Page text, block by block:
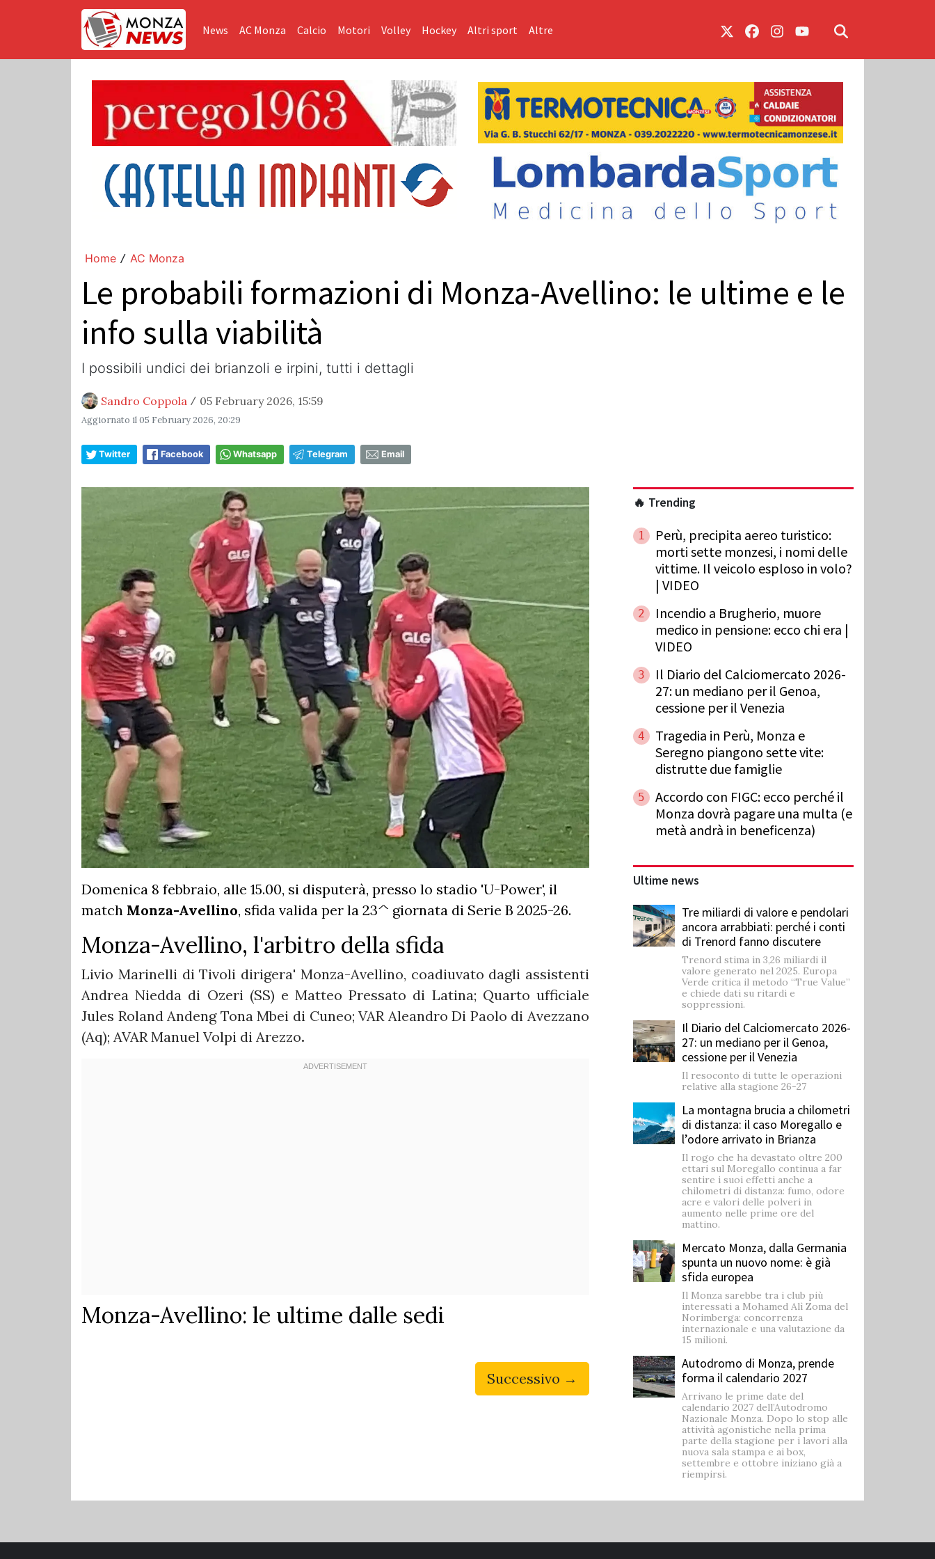
News AC Monza Calcio Motori Volley Hockey Altri sport Altre
Home / AC Monza
Le probabili formazioni di Monza-Avellino: le ultime e le
info sulla viabilità
I possibili undici dei brianzoli e irpini, tutti i dettagli
Sandro Coppola / 05 February 2026, 15:59
Aggiornato il05 February 2026, 20:29
Twitter Facebook Whatsapp Telegram Email
Domenica 8 febbraio, alle 15.00, si disputerà, presso lo stadio 'U-Power', il
match Monza-Avellino, sfida valida per la 23^ giornata di Serie B 2025-26.
Monza-Avellino, l'arbitro della sfida
Livio Marinelli di Tivoli dirigera' Monza-Avellino, coadiuvato dagli assistenti
Andrea Niedda di Ozeri (SS) e Matteo Pressato di Latina; Quarto ufficiale
Jules Roland Andeng Tona Mbei di Cuneo; VAR Aleandro Di Paolo di Avezzano
(Aq); AVAR Manuel Volpi di Arezzo.
Monza-Avellino: le ultime dalle sedi
Successivo →
🔥 Trending
1
Perù, precipita aereo turistico:
morti sette monzesi, i nomi delle
vittime. Il veicolo esploso in volo?
| VIDEO
2
Incendio a Brugherio, muore
medico in pensione: ecco chi era |
VIDEO
3
Il Diario del Calciomercato 2026-
27: un mediano per il Genoa,
cessione per il Venezia
4
Tragedia in Perù, Monza e
Seregno piangono sette vite:
distrutte due famiglie
5
Accordo con FIGC: ecco perché il
Monza dovrà pagare una multa (e
metà andrà in beneficenza)
Ultime news
Tre miliardi di valore e pendolari
ancora arrabbiati: perché i conti
di Trenord fanno discutere
Trenord stima in 3,26 miliardi il
valore generato nel 2025. Europa
Verde critica il metodo “True Value”
e chiede dati su ritardi e
soppressioni.
Il Diario del Calciomercato 2026-
27: un mediano per il Genoa,
cessione per il Venezia
Il resoconto di tutte le operazioni
relative alla stagione 26-27
La montagna brucia a chilometri
di distanza: il caso Moregallo e
l’odore arrivato in Brianza
Il rogo che ha devastato oltre 200
ettari sul Moregallo continua a far
sentire i suoi effetti anche a
chilometri di distanza: fumo, odore
acre e valori delle polveri in
aumento nelle prime ore del
mattino.
Mercato Monza, dalla Germania
spunta un nuovo nome: è già
sfida europea
Il Monza sarebbe tra i club più
interessati a Mohamed Alì Zoma del
Norimberga: concorrenza
internazionale e una valutazione da
15 milioni.
Autodromo di Monza, prende
forma il calendario 2027
Arrivano le prime date del
calendario 2027 dell’Autodromo
Nazionale Monza. Dopo lo stop alle
attività agonistiche nella prima
parte della stagione per i lavori alla
nuova sala stampa e ai box,
settembre e ottobre iniziano già a
riempirsi.